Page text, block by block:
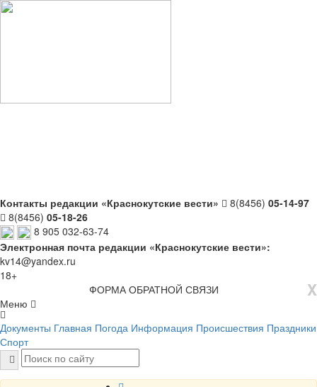
Контакты редакции «Краснокутские вести» 8(8456) 05-14-97
8(8456) 05-18-26
8 905 032-63-74
Электронная почта редакции «Краснокутские вести»:
kv14@yandex.ru
18+
X
ФОРМА ОБРАТНОЙ СВЯЗИ
Меню
Документы Главная Погода Информация Происшествия Праздники
Спорт